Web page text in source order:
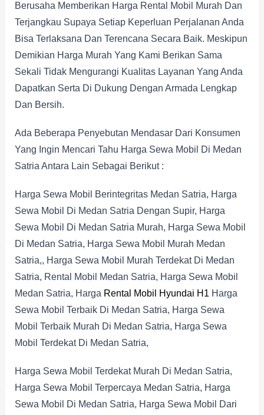
Berusaha Memberikan Harga Rental Mobil Murah Dan
Terjangkau Supaya Setiap Keperluan Perjalanan Anda
Bisa Terlaksana Dan Terencana Secara Baik. Meskipun
Demikian Harga Murah Yang Kami Berikan Sama
Sekali Tidak Mengurangi Kualitas Layanan Yang Anda
Dapatkan Serta Di Dukung Dengan Armada Lengkap
Dan Bersih.
Ada Beberapa Penyebutan Mendasar Dari Konsumen
Yang Ingin Mencari Tahu Harga Sewa Mobil Di Medan
Satria Antara Lain Sebagai Berikut :
Harga Sewa Mobil Berintegritas Medan Satria, Harga
Sewa Mobil Di Medan Satria Dengan Supir, Harga
Sewa Mobil Di Medan Satria Murah, Harga Sewa Mobil
Di Medan Satria, Harga Sewa Mobil Murah Medan
Satria,, Harga Sewa Mobil Murah Terdekat Di Medan
Satria, Rental Mobil Medan Satria, Harga Sewa Mobil
Medan Satria, Harga Rental Mobil Hyundai H1 Harga
Sewa Mobil Terbaik Di Medan Satria, Harga Sewa
Mobil Terbaik Murah Di Medan Satria, Harga Sewa
Mobil Terdekat Di Medan Satria,
Harga Sewa Mobil Terdekat Murah Di Medan Satria,
Harga Sewa Mobil Terpercaya Medan Satria, Harga
Sewa Mobil Di Medan Satria, Harga Sewa Mobil Dari